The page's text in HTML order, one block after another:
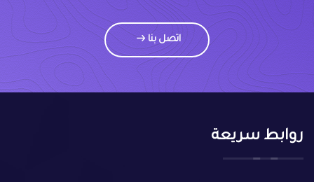
اتصل بنا
روابط سريعة